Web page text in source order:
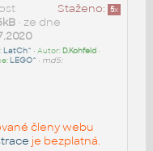
Staženo: 5x
• ze dne
LatCh^ • Autor: D.Kohfeld•
LEGO^ • md5:
členy webu
je bezplatná.